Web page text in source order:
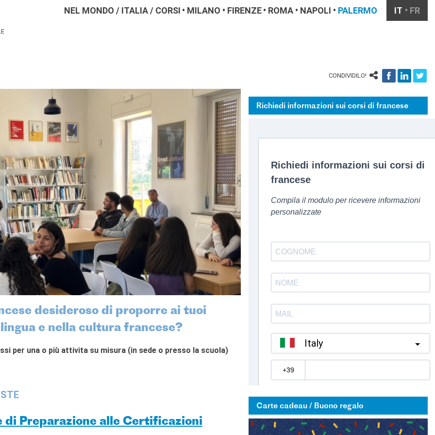
NEL MONDO / ITALIA/ CORSI MILANO FIRENZE ROMA NAPOLI PALERMO IT FR
CONDIVIDILO!
desideroso di proporre ai tuoi
e nella cultura francese?
per una o più attivita su misura (in sede o presso la scuola)
di Preparazione alle Certificazioni
Richiedi informazioni sui corsi di francese
Carte cadeau / Buono regalo